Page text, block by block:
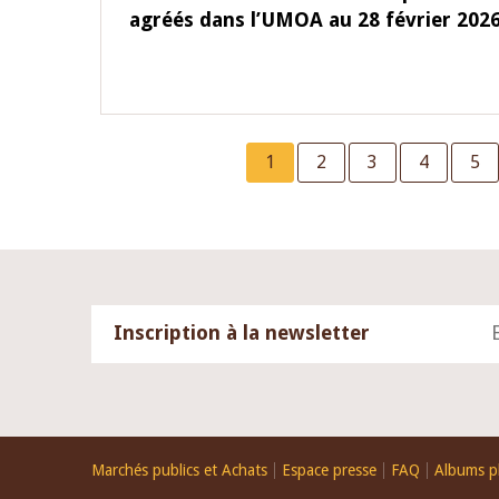
agréés dans l’UMOA au 28 février
Current
page
1 Page
2 Page
3 Page
4 Page
5
Inscription à la newsletter
Footer
menu
Marchés publics et Achats Espace presse FAQ Albums